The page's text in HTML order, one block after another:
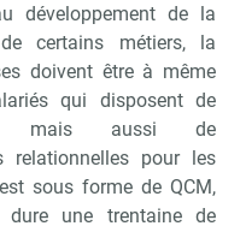
développement de la
certains métiers, la
doivent être à même
qui disposent de
mais aussi de
relationnelles pour les
sous forme de QCM,
une trentaine de